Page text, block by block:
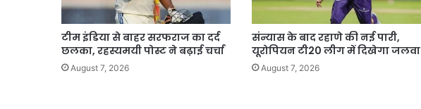
टीम इंडिया से बाहर सरफराज का दर्द
छलका, रहस्यमयी पोस्ट ने बढ़ाई चर्चा
August 7, 2026
संन्यास के बाद रहाणे की नई पारी,
यूरोपियन टी20 लीग में दिखेगा जलवा
August 7, 2026